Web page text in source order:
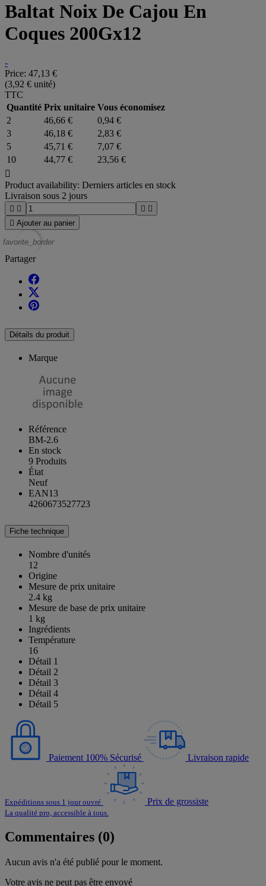
Baltat Noix De Cajou En
Coques 200Gx12
-
Price: 47,13 €
(3,92 € unité)
TTC
Quantité Prix unitaire Vous économisez
2
46,66 €
0,94 €
3
46,18 €
2,83 €
5
45,71 €
7,07 €
10
44,77 €
23,56 €

Product availability: Derniers articles en stock
Livraison sous 2 jours
   
 Ajouter au panier
favorite_border
Partager
Détails du produit
Marque
Référence
BM-2.6
En stock
9 Produits
État
Neuf
EAN13
4260673527723
Fiche technique
Nombre d'unités
12
Origine
Mesure de prix unitaire
2.4 kg
Mesure de base de prix unitaire
1 kg
Ingrédients
Température
16
Détail 1
Détail 2
Détail 3
Détail 4
Détail 5
Paiement 100% Sécurisé Livraison rapide
Expéditions sous 1 jour ouvré Prix de grossiste
La qualité pro, accessible à tous.
Commentaires (0)
Aucun avis n'a été publié pour le moment.
Votre avis ne peut pas être envoyé